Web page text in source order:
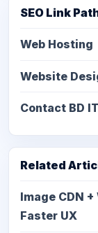
SEO Link
Web Hosting
Website
Contact BD
Related
Image CDN
Faster UX